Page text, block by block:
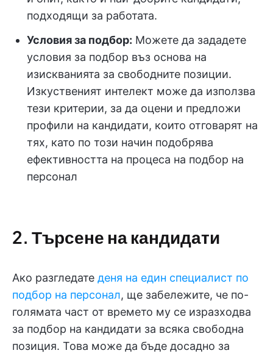
подходящи за работата.
Условия за подбор: Можете да зададете
условия за подбор въз основа на
изискванията за свободните позиции.
Изкуственият интелект може да използва
тези критерии, за да оцени и предложи
профили на кандидати, които отговарят на
тях, като по този начин подобрява
ефективността на процеса на подбор на
персонал
2. Търсене на кандидати
Ако разгледате деня на един специалист по
подбор на персонал, ще забележите, че по-
голямата част от времето му се изразходва
за подбор на кандидати за всяка свободна
позиция. Това може да бъде досадно за